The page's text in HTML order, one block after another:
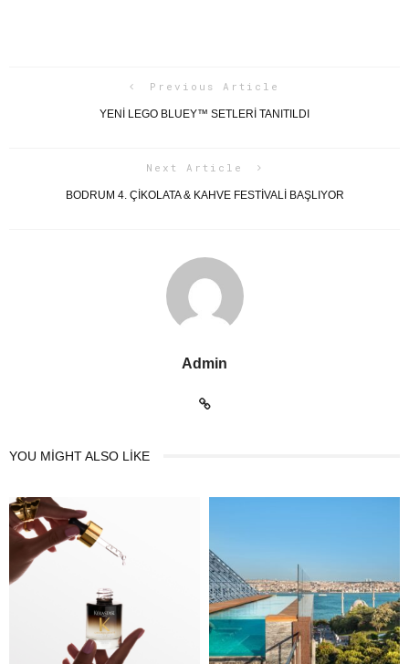
Previous Article
YENI LEGO BLUEY™ SETLERI TANITILDI
Next Article
BODRUM 4. ÇIKOLATA & KAHVE FESTIVALI BAŞLIYOR
Admin
YOU MIGHT ALSO LIKE